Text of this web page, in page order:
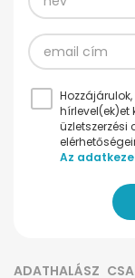
hírlevel(ek)et
Az
ADATHALÁSZ